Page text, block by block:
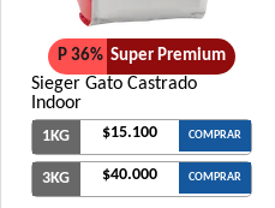
P 36% Super Premium
Sieger Gato Castrado
Indoor
1KG $15.100 COMPRAR
3KG $40.000 COMPRAR